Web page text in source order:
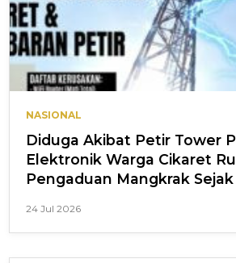
NASIONAL
Diduga Akibat Petir Tower
Elektronik Warga Cikaret
Pengaduan Mangkrak Sejak
24 Jul 2026